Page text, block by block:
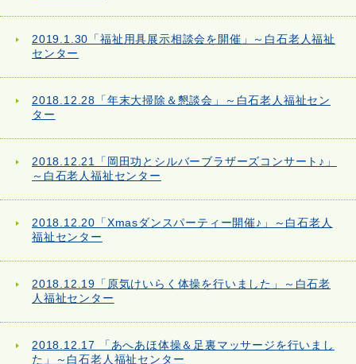
2019.1.30「福祉用具展示相談会を開催」～白石老人福祉
センター
2018.12.28「年末大掃除＆懇談会」～白石老人福祉セン
ター
2018.12.21「岡田功とシルバーブラザーズコンサート♪」
～白石老人福祉センター
2018.12.20「Xmasダンスパーティー開催♪」～白石老人
福祉センター
2018.12.19「原気けいらく体操を行いました」～白石老
人福祉センター
2018.12.17 「あへあほ体操＆足裏マッサージを行いまし
た」～白石老人福祉センター